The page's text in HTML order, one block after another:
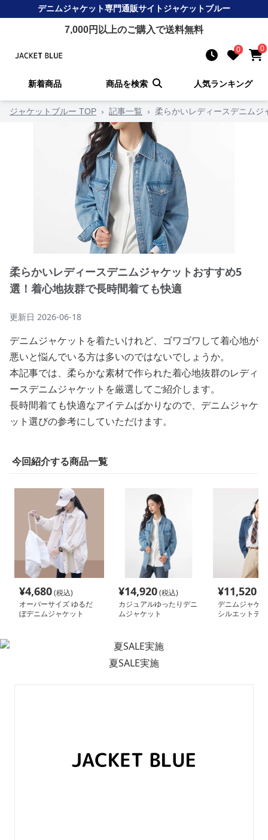
デニムジャケット専門通販サイトジャケットブルー
7,000円以上のご購入で送料無料
0 0
新着商品 商品を検索 人気ランキング
ジャケットブルー TOP › 記事一覧 › 柔らかいレディースデニムジ
柔らかいレディースデニムジャケットおすすめ5
選！着心地抜群で長時間着ても快適
更新日 2026-06-18
デニムジャケットを着たいけれど、ゴワゴワして着心地が
悪いと悩んでいる方は多いのではないでしょうか。
本記事では、柔らかな素材で作られた着心地抜群のレディ
ースデニムジャケットを厳選してご紹介します。
長時間着ても快適なアイテムばかりなので、デニムジャケ
ット選びの参考にしていただけます。
今回紹介する商品一覧
¥4,680(税込)
オーバーサイズ ゆるだ
ぼデニムジャケット
¥14,920(税込)
カジュアルゆったりデニ
ムジャケット
¥11,520
デニムジャケ
シルエットデ
夏SALE実施